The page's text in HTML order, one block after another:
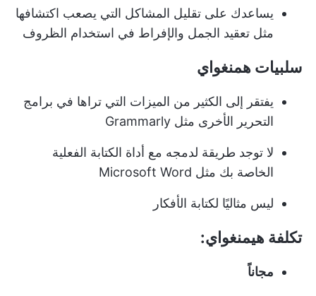
يساعدك على تقليل المشاكل التي يصعب اكتشافها
مثل تعقيد الجمل والإفراط في استخدام الظروف
سلبيات همنغواي
يفتقر إلى الكثير من الميزات التي تراها في برامج
التحرير الأخرى مثل Grammarly
لا توجد طريقة لدمجه مع أداة الكتابة الفعلية
الخاصة بك مثل Microsoft Word
ليس مثاليًا لكتابة الأفكار
تكلفة هيمنغواي:
مجاناً